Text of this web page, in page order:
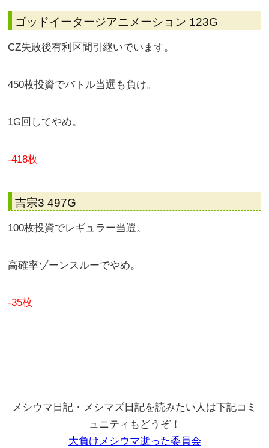
ゴッドイータージアニメーション 123G
CZ失敗後有利区間引継いでいます。
450枚投資でバトル当選も負け。
1G回してやめ。
-418枚
吉宗3 497G
100枚投資でレギュラー当選。
高確率ゾーンスルーでやめ。
-35枚
メシウマ日記・メシマズ日記を読みたい人は下記コミ
ュニティもどうぞ！
大負けメシウマ逝った委員会